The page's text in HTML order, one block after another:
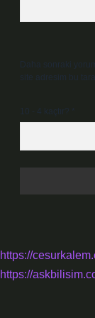
Daha sonraki
site adresim bu
10 - 4 kaçtır?
https://
https://